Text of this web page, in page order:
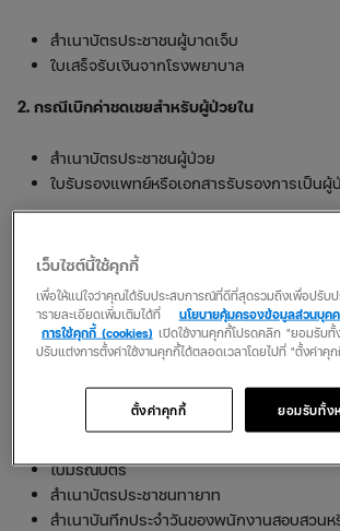
สำเนาบัตรประชาชนผู้บาดเจ็บ
ใบเสร็จรับเงินจากโรงพยาบาล
2. กรณีเบิกค่าชดเชยสำหรับผู้ป่วยใน
สำเนาบัตรประชาชนผู้ป่วย
ใบรับรองแพทย์หรือเอกสารรับรองการเป็นผู้
สำเนาบัตรประชาชนผู้ทุพพลภาพ
ใบรับรองแพทย์ที่ระบุว่าเป็นผู้ทุพพลภาพ
สำเนาบันทึกประจำวันของพนักงานสอบสวน
ว่าการที่รถ เกิด อุบัติเหตุทำให้บุคคลนั้นต้อง
4. กรณีเบิกค่าสินไหมผู้เสียชีวิต
ใบมรณบัตร
สำเนาบัตรประชาชนทายาท
สำเนาบันทึกประจำวันของพนักงานสอบสวน
เว็บไซต์นี้ใช้คุกกี้
เพื่อให้แน่ใจว่าคุณได้รับประสบการณ์ที่ดีที่สุดรวมถึงเพื่อปรับ
ารายละเอียดเพิ่มเติมได้ที่
นโยบายคุ้มครองข้อมูลส่วนบุค
การใช้คุกกี้ (cookies) เปิดใช้งานคุกกี้โปรดคลิก "ยอมรับ
ปรับแต่งการตั้งค่าใช้งานคุกกี้ได้ตลอดเวลาโดยไปที่ "ตั้งค่าคุ
ยอมรับทั้ง
ตั้งค่าคุกกี้